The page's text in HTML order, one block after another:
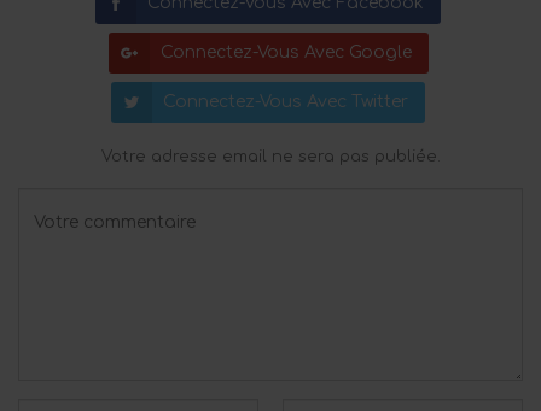
Connectez-Vous Avec Google
Connectez-Vous Avec Twitter
Votre adresse email ne sera pas publiée.